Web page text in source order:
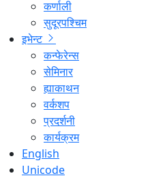
कर्णाली
सुदूरपश्चिम
इभेन्ट
कन्फेरेन्स
सेमिनार
ह्याकाथन
वर्कशप
प्रदर्शनी
कार्यक्रम
English
Unicode